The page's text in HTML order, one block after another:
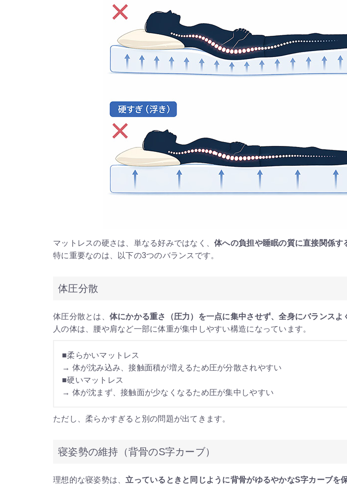
マットレスの硬さは、単なる好みではなく、体への負担や睡眠の質に直接関係す
特に重要なのは、以下の3つのバランスです。
体圧分散
体圧分散とは、 体にかかる重さ（圧力）を一点に集中させず、全身にバランスよ
人の体は、腰や肩など一部に体重が集中しやすい構造になっています。
■柔らかいマットレス
→ 体が沈み込み、接触面積が増えるため圧が分散されやすい
■硬いマットレス
→ 体が沈まず、接触面が少なくなるため圧が集中しやすい
ただし、柔らかすぎると別の問題が出てきます。
寝姿勢の維持（背骨のS字カーブ）
理想的な寝姿勢は、 立っているときと同じように背骨がゆるやかなS字カーブを